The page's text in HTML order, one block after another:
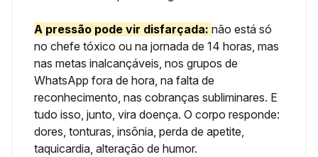
A pressão pode vir disfarçada: não está só
no chefe tóxico ou na jornada de 14 horas, mas
nas metas inalcançáveis, nos grupos de
WhatsApp fora de hora, na falta de
reconhecimento, nas cobranças subliminares. E
tudo isso, junto, vira doença. O corpo responde:
dores, tonturas, insônia, perda de apetite,
taquicardia, alteração de humor.